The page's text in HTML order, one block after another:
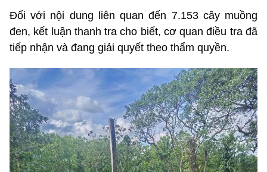
Đối với nội dung liên quan đến 7.153 cây muồng
đen, kết luận thanh tra cho biết, cơ quan điều tra đã
tiếp nhận và đang giải quyết theo thẩm quyền.